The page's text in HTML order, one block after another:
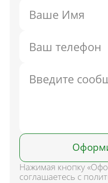
Нажимая кнопку
соглашаетесь с